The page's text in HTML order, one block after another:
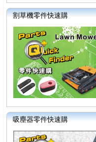
割草機零件快速購
吸塵器零件快速購